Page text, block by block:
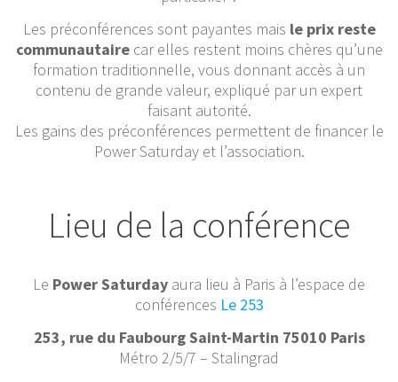
Les préconférences sont payantes mais le prix reste
communautaire car elles restent moins chères qu’une
formation traditionnelle, vous donnant accès à un
contenu de grande valeur, expliqué par un expert
faisant autorité.
Les gains des préconférences permettent de financer le
Power Saturday et l’association.
Lieu de la conférence
Le Power Saturday aura lieu à Paris à l’espace de
conférences Le 253
253, rue du Faubourg Saint-Martin 75010 Paris
Métro 2/5/7 – Stalingrad